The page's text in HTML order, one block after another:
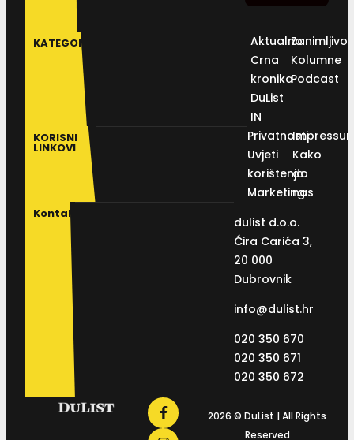
KATEGORIJE
Aktualno
Crna
kronika
DuList
IN
Kolumne
Podcast
KORISNI
LINKOVI
Privatnosti
Uvjeti
korištenja
Marketing
Kako
do
nas
Kontakt
dulist d.o.o.
Ćira Carića 3,
20 000
Dubrovnik
info@dulist.hr
020 350 670
020 350 671
020 350 672
2026 © DuList | All Rights
Reserved